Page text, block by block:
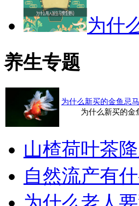
为什
养生专题
为什么新买的金鱼忌
为什么新买的金
山楂荷叶茶
自然流产有